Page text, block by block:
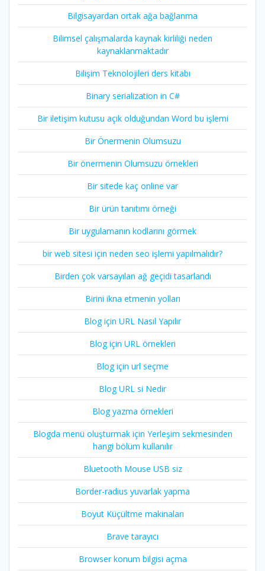
Bilgisayardan ortak ağa bağlanma
Bilimsel çalışmalarda kaynak kirliliği neden
kaynaklanmaktadır
Bilişim Teknolojileri ders kitabı
Binary serialization in C#
Bir iletişim kutusu açık olduğundan Word bu işlemi
Bir Önermenin Olumsuzu
Bir önermenin Olumsuzu örnekleri
Bir sitede kaç online var
Bir ürün tanıtımı örneği
Bir uygulamanın kodlarını görmek
bir web sitesi için neden seo işlemi yapılmalıdır?
Birden çok varsayılan ağ geçidi tasarlandı
Birini ikna etmenin yolları
Blog için URL Nasıl Yapılır
Blog için URL örnekleri
Blog için url seçme
Blog URL si Nedir
Blog yazma örnekleri
Blogda menü oluşturmak için Yerleşim sekmesinden
hangi bölüm kullanılır
Bluetooth Mouse USB siz
Border-radius yuvarlak yapma
Boyut Küçültme makinaları
Brave tarayıcı
Browser konum bilgisi açma